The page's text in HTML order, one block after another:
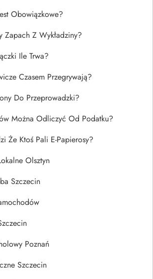
Obowiązkowe?
Zapach Z Wykładziny?
Ile Trwa?
Czasem Przegrywają?
Do Przeprowadzki?
Można Odliczyć Od Podatku?
Że Ktoś Pali E-Papierosy?
Olsztyn
Szczecin
Poznań
Szczecin